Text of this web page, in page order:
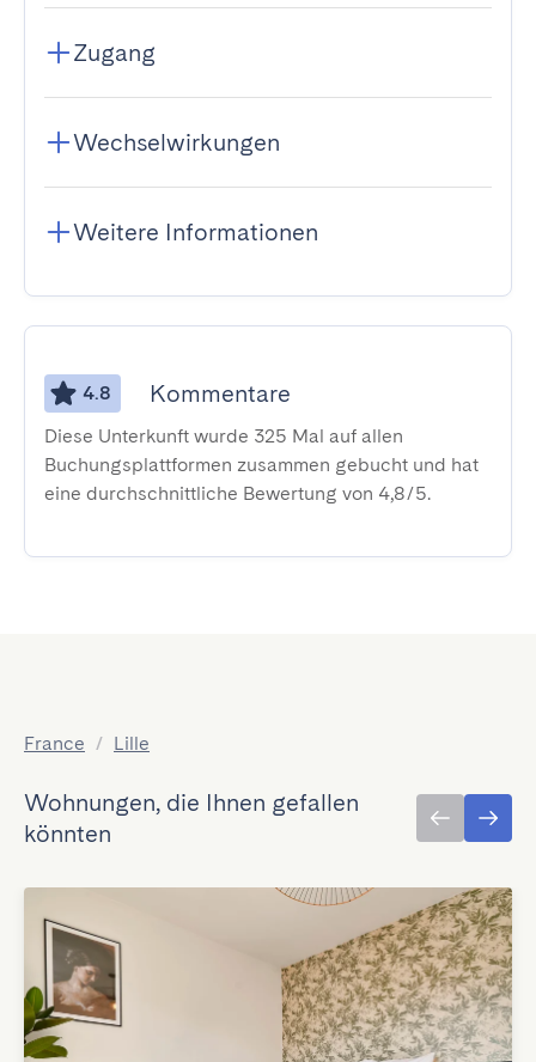
Zugang
Wechselwirkungen
Weitere Informationen
4.8 Kommentare
Diese Unterkunft wurde 325 Mal auf allen
Buchungsplattformen zusammen gebucht und hat
eine durchschnittliche Bewertung von 4,8/5.
France / Lille
Wohnungen, die Ihnen gefallen
könnten